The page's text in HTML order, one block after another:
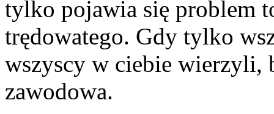
tylko pojawia się problem
trędowatego. Gdy tylko
wszyscy w ciebie wierzyli,
zawodowa.